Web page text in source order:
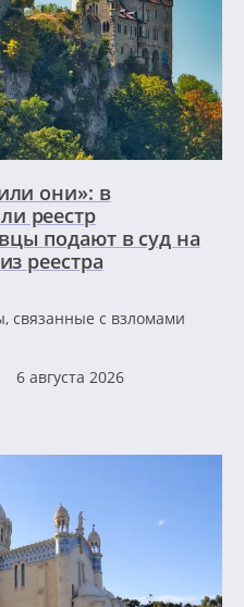
они»: в
реестр
подают в суд на
реестра
связанные с взломами
6 августа 2026